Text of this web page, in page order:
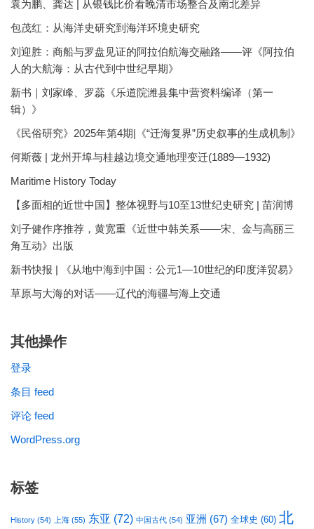
袁为鹏、龚达 | 从银钱比价看晚清市场整合及南北差异
包茂红：从海洋史研究到海洋环境史研究
刘迎胜：商船与罗盘见证的阿拉伯航海交融路——评《阿拉伯
人的大航海：从古代到中世纪早期》
新书｜刘家峰、罗蕊《乐道院潍县集中营资料编译（第一
辑）》
《民俗研究》2025年第4期|《“迁海复界”历史叙事的生成机制》
何斯薇 | 龙州开埠与桂越边境交通地理变迁(1889—1932)
Maritime History Today
【多面相的近世中国】整体视野与10至13世纪史研究 | 苗润博
刘子健作序推荐，黄宽重《近世中韩关系——宋、金与高丽三
角互动》出版
新书快报 | 《从地中海到中国：公元1—10世纪的印度洋贸易》
草原与大海的对话——辽代的海疆与海上交通
其他操作
登录
条目 feed
评论 feed
WordPress.org
标签
History (54) 上海 (55) 东亚 (72) 中国古代 (54) 亚洲 (67) 全球史 (60) 北